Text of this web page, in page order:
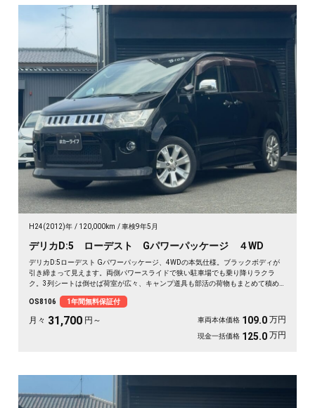
H24(2012)年 120,000km 車検9年5月
デリカD:5 ローデスト Gパワーパッケージ ４WD
デリカD:5ローデスト Gパワーパッケージ、4WDの本気仕様。ブラックボディが
引き締まって見えます。両側パワースライドで狭い駐車場でも乗り降りラクラ
ク。3列シートは倒せば荷室が広々、キャンプ道具も部活の荷物もまとめて積め
遠出も、これ一台で頼れる相棒に🚗✨💺🙌。安心して長く乗れる《1年保証付》で
す😊
OS8106 1年間無料保証付
月々 31,700 円～ 車両本体価格 109.0 万円
現金一括価格 125.0 万円